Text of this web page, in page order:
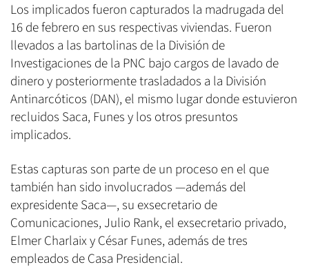
Los implicados fueron capturados la madrugada del
16 de febrero en sus respectivas viviendas. Fueron
llevados a las bartolinas de la División de
Investigaciones de la PNC bajo cargos de lavado de
dinero y posteriormente trasladados a la División
Antinarcóticos (DAN), el mismo lugar donde estuvieron
recluidos Saca, Funes y los otros presuntos
implicados.
Estas capturas son parte de un proceso en el que
también han sido involucrados —además del
expresidente Saca—, su exsecretario de
Comunicaciones, Julio Rank, el exsecretario privado,
Elmer Charlaix y César Funes, además de tres
empleados de Casa Presidencial.